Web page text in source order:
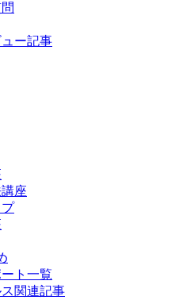
ー記事
座
ト一覧
関連記事